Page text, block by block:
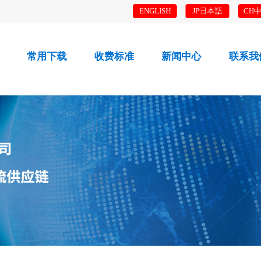
CH
JP日本語
ENGLISH
常用下载 收费标准 新闻中心 联系我